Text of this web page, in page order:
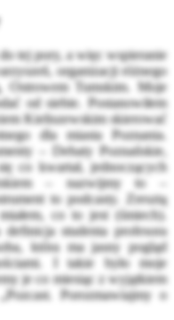
tej pory, a więc wspieranie
organizacji różnego
Ostrowem Tumskim. Moje
od siebie. Postanowiłem
Kieliszewskim skierować
dla miasta Poznania.
– Debaty Poznańskie,
co kwartał, jednoczących
– nazwijmy to –
to podcasty. Zresztą
co to jest (śmiech).
studenta profesora
która ma jasny pogląd
I takie było moje
je co miesiąc z wyjątkiem
Porozmawiajmy o